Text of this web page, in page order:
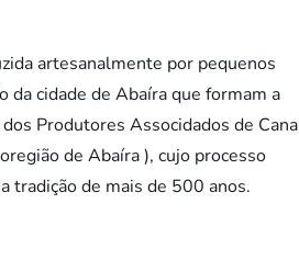
artesanalmente por pequenos
da cidade de Abaíra que formam a
Produtores Associdados de Cana
de Abaíra ), cujo processo
tradição de mais de 500 anos.